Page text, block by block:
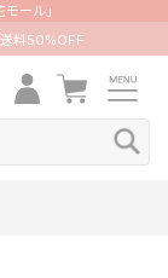
ール」
料50%OFF